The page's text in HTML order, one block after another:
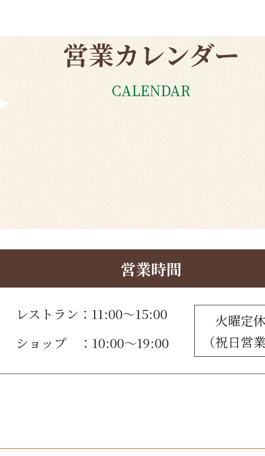
営業カレンダー
CALENDAR
営業時間
レストラン：11:00～15:00
ショップ ：10:00～19:00
火曜定
（祝日営